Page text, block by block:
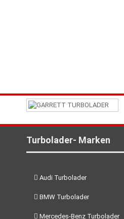
Turbolader- Marken
Audi Turbolader
BMW Turbolader
Mercedes-Benz Turbolader